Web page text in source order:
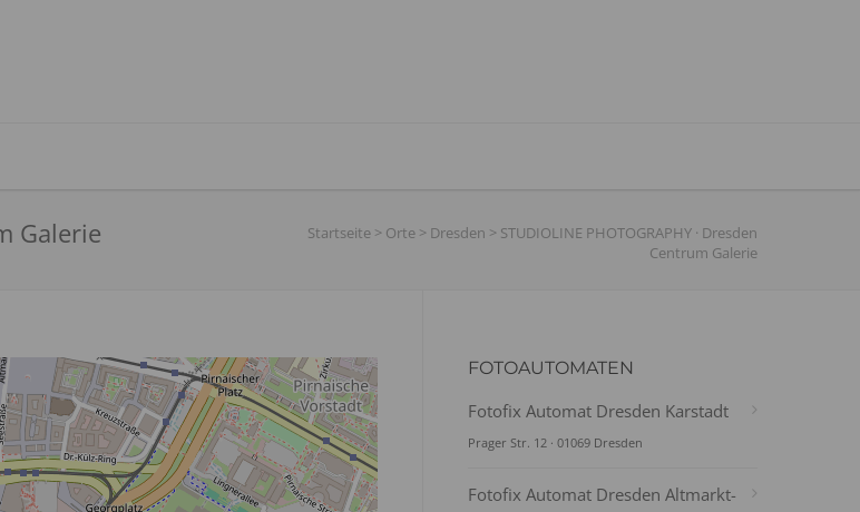
Galerie Startseite > Orte > Dresden > STUDIOLINE PHOTOGRAPHY · Dresden
Centrum Galerie
FOTOAUTOMATEN
Fotofix Automat Dresden Karstadt
Prager Str. 12 · 01069 Dresden
Fotofix Automat Dresden Altmarkt-